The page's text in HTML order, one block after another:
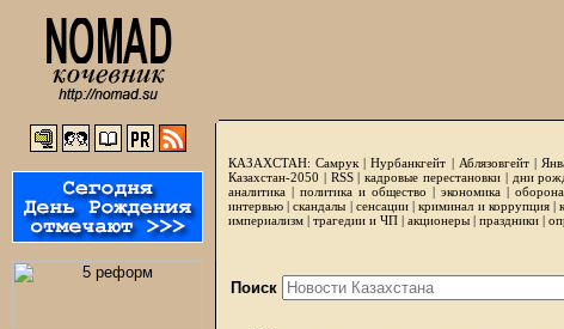
КАЗАХСТАН: Самрук |Нурбанкгейт | Аблязовгейт|
Казахстан-2050 | RSS|кадровые перестановки| дни
аналитика | политика и общество | экономика |
интервью |скандалы | сенсации|криминал и коррупция|
империализм | трагедии и ЧП | акционеры | праздники |
Поиск